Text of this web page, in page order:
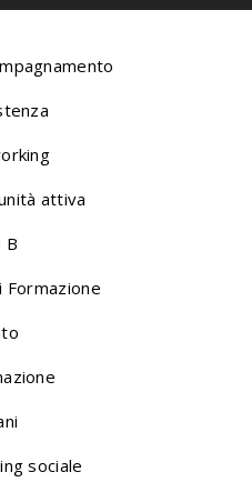
attiva
B
Formazione
sociale